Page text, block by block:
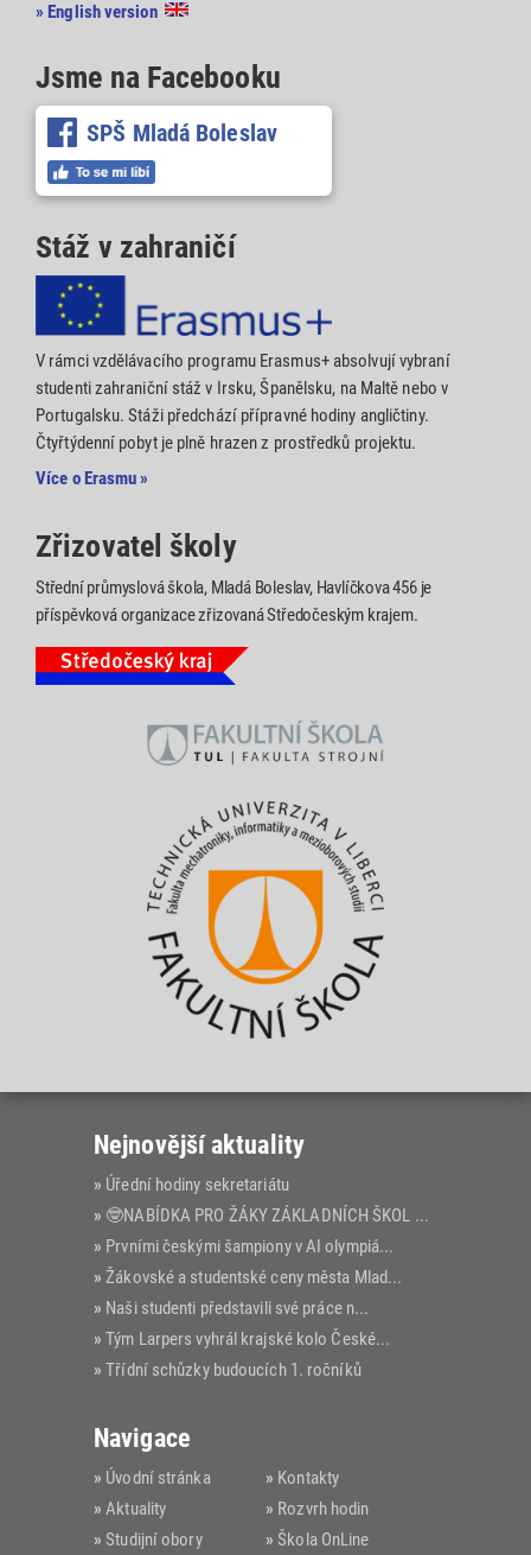
» English version
Jsme na Facebooku
SPŠ Mladá Boleslav
Stáž v zahraničí
V rámci vzdělávacího programu Erasmus+ absolvují vybraní
studenti zahraniční stáž v Irsku, Španělsku, na Maltě nebo v
Portugalsku. Stáži předchází přípravné hodiny angličtiny.
Čtyřtýdenní pobyt je plně hrazen z prostředků projektu.
Více o Erasmu »
Zřizovatel školy
Střední průmyslová škola, Mladá Boleslav, Havlíčkova 456 je
příspěvková organizace zřizovaná Středočeským krajem.
Nejnovější aktuality
Úřední hodiny sekretariátu
🤓NABÍDKA PRO ŽÁKY ZÁKLADNÍCH ŠKOL VE...
Prvními českými šampiony v AI olympiá...
Žákovské a studentské ceny města Mlad...
Naši studenti představili své práce n...
Tým Larpers vyhrál krajské kolo České...
Třídní schůzky budoucích 1. ročníků
Navigace
Úvodní stránka
Aktuality
Studijní obory
Kontakty
Rozvrh hodin
Škola OnLine